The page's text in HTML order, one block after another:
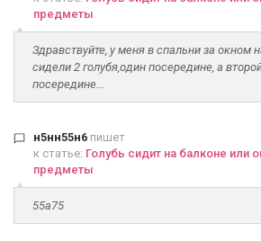
предметы
Здравствуйте, у меня в спальни за окном
сидели 2 голубя,один посередине, а
посередине...
н5нн55н6 пишет
к статье: Голубь сидит на балконе или
предметы
55а75